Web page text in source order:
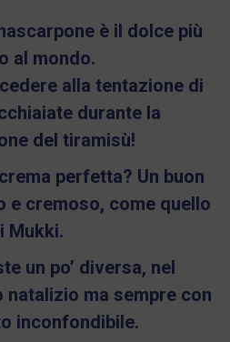
è il dolce più
al mondo.
alla tentazione di
durante la
del tiramisù!
perfetta? Un buon
e cremoso, come quello
Mukki.
un po’ diversa, nel
ma sempre con
inconfondibile.